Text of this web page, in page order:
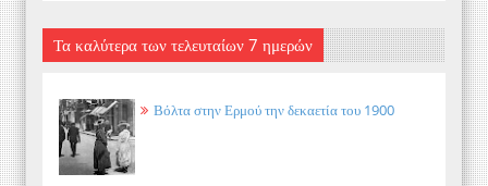
Τα καλύτερα των τελευταίων 7 ημερών
Βόλτα στην Ερμού την δεκαετία του 1900